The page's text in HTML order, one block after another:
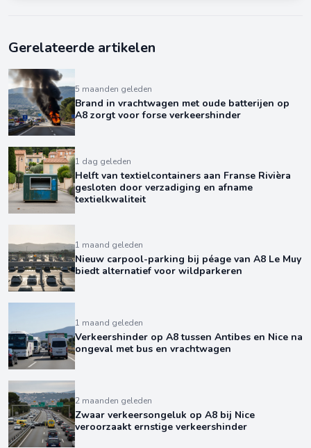
Gerelateerde artikelen
5 maanden geleden
Brand in vrachtwagen met oude batterijen op
A8 zorgt voor forse verkeershinder
1 dag geleden
Helft van textielcontainers aan Franse Rivièra
gesloten door verzadiging en afname
textielkwaliteit
1 maand geleden
Nieuw carpool-parking bij péage van A8 Le Muy
biedt alternatief voor wildparkeren
1 maand geleden
Verkeershinder op A8 tussen Antibes en Nice na
ongeval met bus en vrachtwagen
2 maanden geleden
Zwaar verkeersongeluk op A8 bij Nice
veroorzaakt ernstige verkeershinder